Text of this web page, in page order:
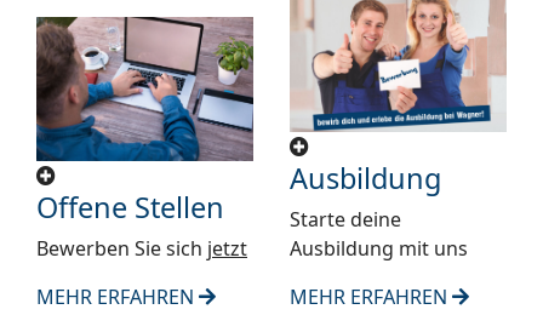
Offene Stellen
Bewerben Sie sich jetzt
MEHR ERFAHREN
Ausbildung
Starte deine
Ausbildung mit uns
MEHR ERFAHREN